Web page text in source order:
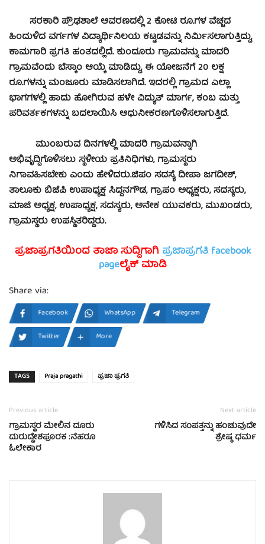
ಸರಕಾರಿ ಪ್ರೌಢಶಾಲೆ ಆವರಣದಲ್ಲಿ 2 ಕೋಟಿ ರೂ.ಗಳ ವೆಚ್ಚದ
ಹಿಂದುಳಿದ ವರ್ಗಗಳ ವಿದ್ಯಾರ್ಥಿನಿಲಯ ಕಟ್ಟಡವನ್ನು ನಿರ್ಮಿಸಲಾಗುತ್ತಿದ್ದು,
ಕಾಮಗಾರಿ ಪ್ರಗತಿ ಹಂತದಲ್ಲಿದೆ. ಕುಂದೂರು ಗ್ರಾಮವನ್ನು ಮಾದರಿ
ಗ್ರಾಮವೆಂದು ಬೆಸ್ಕಾಂ ಆಯ್ಕೆ ಮಾಡಿದ್ದು, ಈ ಯೋಜನೆಗೆ 20 ಲಕ್ಷ
ರೂ.ಗಳನ್ನು ಮಂಜೂರು ಮಾಡಿಸಲಾಗಿದೆ. ಇದರಲ್ಲಿ ಗ್ರಾಮದ ಎಲ್ಲಾ
ಭಾಗಗಳಲ್ಲಿ ಹಾದು ಹೋಗಿರುವ ಹಳೇ ವಿದ್ಯುತ್ ಮಾರ್ಗ, ಕಂಬ ಮತ್ತು
ಪರಿವರ್ತಕಗಳನ್ನು ಬದಲಾಯಿಸಿ ಆಧುನೀಕರಣಗೊಳಿಸಲಾಗುತ್ತಿದೆ.
ಮುಂಬರುವ ದಿನಗಳಲ್ಲಿ ಮಾದರಿ ಗ್ರಾಮವನ್ನಾಗಿ
ಅಭಿವೃದ್ಧಿಗೊಳಿಸಲು ಸ್ಥಳೀಯ ಪ್ರತಿನಿಧಿಗಳು, ಗ್ರಾಮಸ್ಥರು
ನಿಗಾವಹಿಸಬೇಕು ಎಂದು ಹೇಳಿದರು.ಜಿಪಂ ಸದಸ್ಯೆ ದೀಪಾ ಜಗದೀಶ್,
ತಾಲೂಕು ಬಿಜೆಪಿ ಉಪಾಧ್ಯಕ್ಷ ಸಿದ್ಧನಗೌಡ, ಗ್ರಾಪಂ ಅಧ್ಯಕ್ಷರು, ಸದಸ್ಯರು,
ಮಾಜಿ ಅಧ್ಯಕ್ಷ, ಉಪಾಧ್ಯಕ್ಷ, ಸದಸ್ಯರು, ಅನೇಕ ಯುವಕರು, ಮುಖಂಡರು,
ಗ್ರಾಮಸ್ಥರು ಉಪಸ್ಥಿತರಿದ್ದರು.
ಪ್ರಜಾಪ್ರಗತಿಯಿಂದ ತಾಜಾ ಸುದ್ದಿಗಾಗಿ ಪ್ರಜಾಪ್ರಗತಿ facebook
pageಲೈಕ್ ಮಾಡಿ
Share via:
Facebook WhatsApp
Telegram
Twitter
More
TAGS Praja pragathi ಪ್ರಜಾ ಪ್ರಗತಿ
Previous article
ಗ್ರಾಮಸ್ಥರ ಮೇಲಿನ ದೂರು
ದುರುದ್ದೇಶಪೂರಕ :ನೆಹರೂ
ಓಲೇಕಾರ
Next article
ಗಳಿಸಿದ ಸಂಪತ್ತನ್ನು ಹಂಚುವುದೇ
ಶ್ರೇಷ್ಠ ಧರ್ಮ